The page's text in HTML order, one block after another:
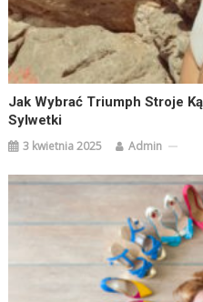
Jak Wybrać Triumph Stroje
Sylwetki
3 kwietnia 2025 Admin